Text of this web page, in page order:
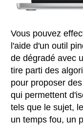
Vous pouvez
l'aide d'un outil
de dégradé avec
tire parti des
pour proposer
qui permettent
tels que le sujet,
un temps fou, un